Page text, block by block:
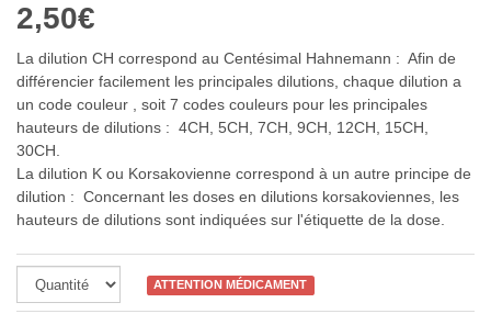
2,50€
La dilution CH correspond au Centésimal Hahnemann : Afin de
différencier facilement les principales dilutions, chaque dilution a
un code couleur , soit 7 codes couleurs pour les principales
hauteurs de dilutions : 4CH, 5CH, 7CH, 9CH, 12CH, 15CH,
30CH.
La dilution K ou Korsakovienne correspond à un autre principe de
dilution : Concernant les doses en dilutions korsakoviennes, les
hauteurs de dilutions sont indiquées sur l'étiquette de la dose.
ATTENTION MÉDICAMENT